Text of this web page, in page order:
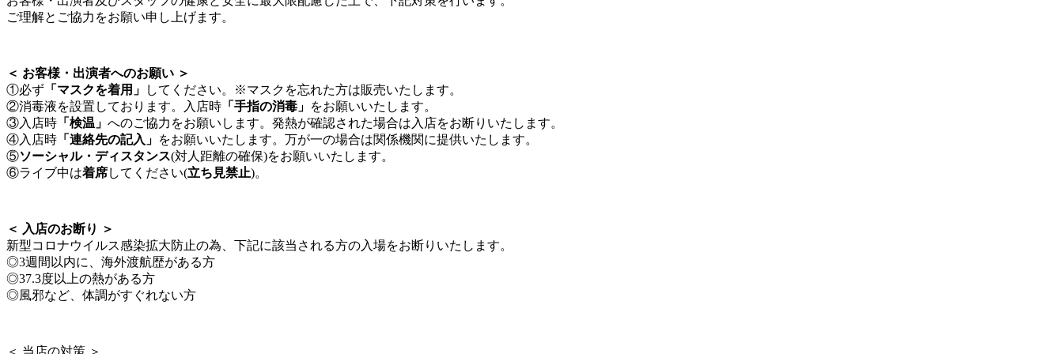
ご理解とご協力をお願い申し上げます。
＜ お客様・出演者へのお願い ＞
①必ず 「マスクを着用」
してください。※マスクを忘れた方は販売いたします。
②消毒液を設置しております。入店時 「手指の消毒」 をお願いいたします。
③入店時 「検温」 へのご協力をお願いします。発熱が確認された場合は入店をお断りいたします。
④入店時 「連絡先の記入」 をお願いいたします。万が一の場合は関係機関に提供いたします。
⑤ソーシャル・ディスタンス(対人距離の確保)をお願いいたします。
⑥ライブ中は着席してください(立ち見禁止)。
＜ 入店のお断り ＞
新型コロナウイルス感染拡大防止の為、下記に該当される方の入場をお断りいたします。
◎3週間以内に、海外渡航歴がある方
◎37.3度以上の熱がある方
◎風邪など、体調がすぐれない方
＜ 当店の対策 ＞